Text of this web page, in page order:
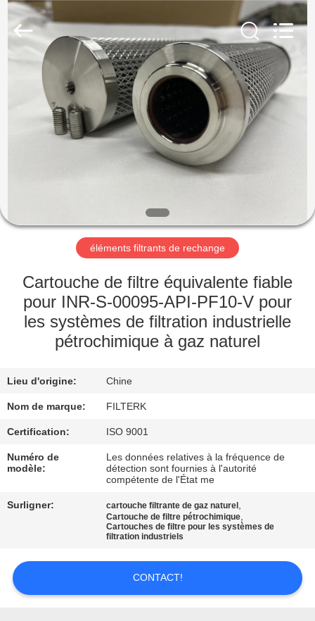
MAISON
PRODUITS
VR
PROPOS
DE
NOUS
DE
L'USINE
CONTRÔLE
CONTACTEZ-
NOUVELLES
Zhangjiagang
Filtration
Equipment
Co.,Ltd.
éléments filtrants de rechange
Cartouche de filtre équivalente fiable
pour INR-S-00095-API-PF10-V pour
les systèmes de filtration industrielle
pétrochimique à gaz naturel
Lieu d'origine: Chine
Nom de marque: FILTERK
Certification: ISO 9001
Numéro de
modèle:
Les données relatives à la fréquence de
détection sont fournies à l'autorité
compétente de l'État me
Surligner: cartouche filtrante de gaz naturel ,
Cartouche de filtre pétrochimique,
Cartouches de filtre pour les systèmes de
filtration industriels
CONTACT!